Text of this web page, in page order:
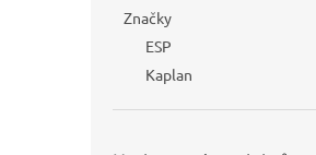
Značky
ESP
Kaplan